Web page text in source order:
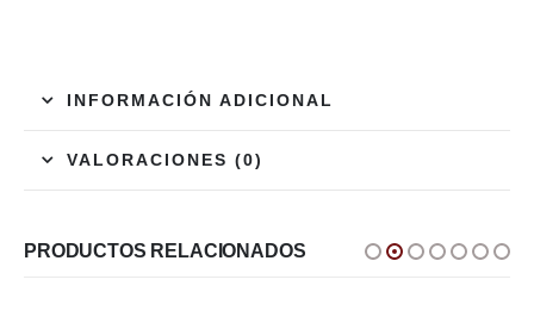
INFORMACIÓN ADICIONAL
VALORACIONES (0)
PRODUCTOS RELACIONADOS